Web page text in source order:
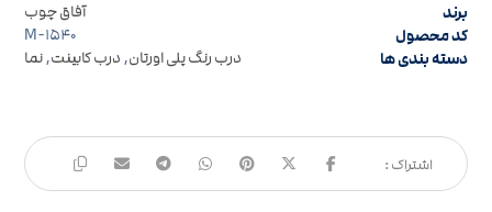
برند آفاق چوب
کد محصول M-۱۵۴۰
دسته بندی ها درب رنگ پلی اورتان, درب کابینت,نما